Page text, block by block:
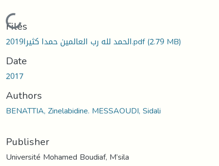
Loading...
Files
2019الحمد لله رب العالمين حمدا كثيرا.pdf(2.79 MB)
Date
2017
Authors
BENATTIA, Zinelabidine. MESSAOUDI, Sidali
Publisher
Université Mohamed Boudiaf, M’sila